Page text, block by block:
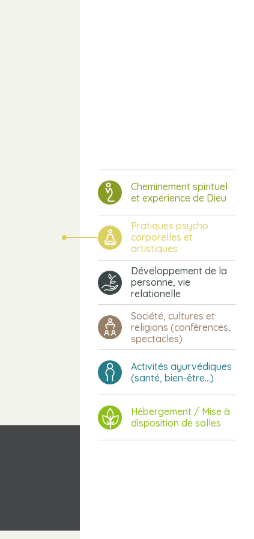
Cheminement spirituel
et expérience de Dieu
Pratiques psycho
corporelles et
artistiques
Développement de la
personne, vie
relationelle
Société, cultures et
religions (conférences,
spectacles)
Activités ayurvédiques
(santé, bien-être...)
Hébergement / Mise à
disposition de salles